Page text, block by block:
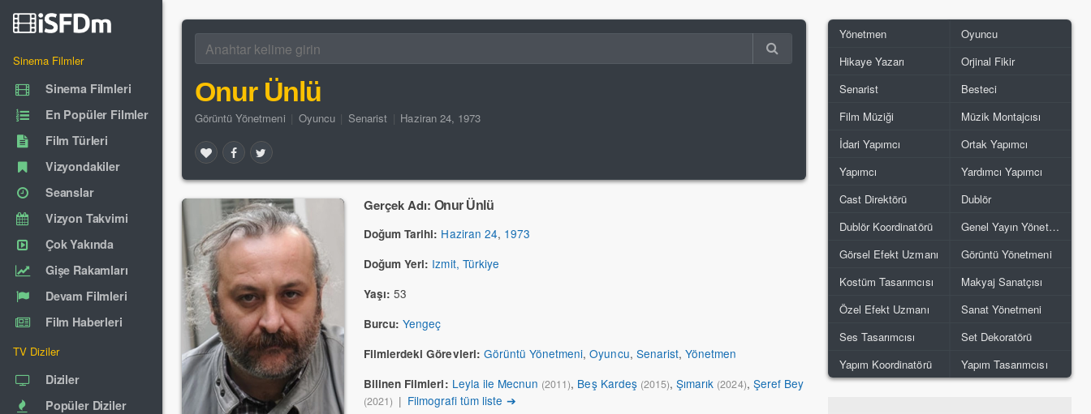
Sinema Filmler
Sinema Filmleri
En Popüler Filmler
Film Türleri
Vizyondakiler
Seanslar
Vizyon Takvimi
Çok Yakında
Gişe Rakamları
Devam Filmleri
Film Haberleri
TV Diziler
Diziler
Popüler Diziler
Onur Ünlü
Görüntü Yönetmeni Oyuncu Senarist Haziran 24, 1973
Gerçek Adı: Onur Ünlü
Doğum Tarihi: Haziran 24, 1973
Doğum Yeri: Izmit, Türkiye
Yaşı: 53
Burcu: Yengeç
Filmlerdeki Görevleri: Görüntü Yönetmeni,Oyuncu, Senarist, Yönetmen
Bilinen Filmleri: Leyla ile Mecnun (2011), Beş Kardeş (2015),Şımarık (2024), Şeref Bey
(2021) | Filmografi tüm liste ➔
Yönetmen
Oyuncu
Hikaye Yazarı
Orjinal Fikir
Senarist
Besteci
Film Müziği
Müzik Montajcısı
İdari Yapımcı
Ortak Yapımcı
Yapımcı
Yardımcı Yapımcı
Cast Direktörü
Dublör
Dublör Koordinatörü
Genel Yayın Yönetmeni
Görsel Efekt Uzmanı
Görüntü Yönetmeni
Kostüm Tasarımcısı
Makyaj Sanatçısı
Özel Efekt Uzmanı
Sanat Yönetmeni
Ses Tasarımcısı
Set Dekoratörü
Yapım Koordinatörü
Yapım Tasarımcısı